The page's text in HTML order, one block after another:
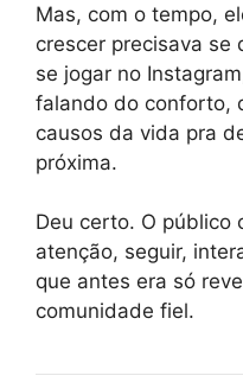
Mas, com o tempo,
crescer precisava se
se jogar no
falando do conforto,
causos da vida pra
próxima.
Deu certo. O público
atenção, seguir,
que antes era só
comunidade fiel.